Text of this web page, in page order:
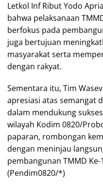
Letkol Inf Ribut Yodo
bahwa pelaksanaan
berfokus pada
juga bertujuan
masyarakat serta
dengan rakyat.
Sementara itu, Tim
apresiasi atas semangat
dalam mendukung
wilayah Kodim 0820/
paparan, rombongan
dengan meninjau
pembangunan TMMD
(Pendim0820/*)